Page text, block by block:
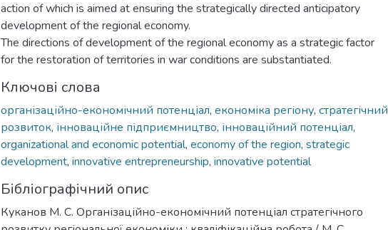
action of which is aimed at ensuring the strategically directed anticipatory
development of the regional economy.
The directions of development of the regional economy as a strategic factor
for the restoration of territories in war conditions are substantiated.
Ключові слова
організаційно-економічний потенціал, економіка регіону, стратегічний
розвиток, інноваційне підприємництво, інноваційний потенціал,
organizational and economic potential, economy of the region, strategic
development, innovative entrepreneurship, innovative potential
Бібліографічний опис
Куканов М. С. Організаційно-економічний потенціал стратегічного